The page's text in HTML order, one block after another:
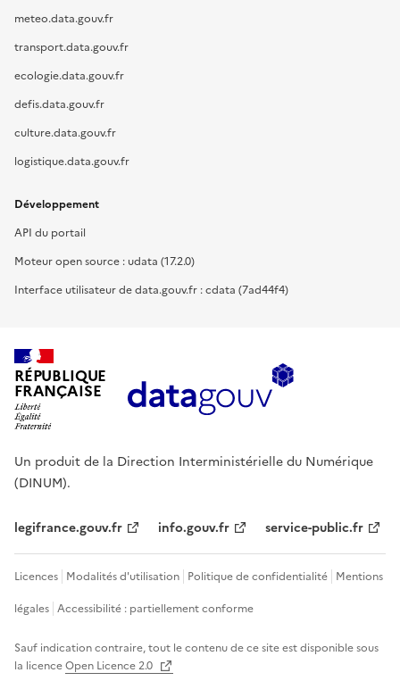
meteo.data.gouv.fr
transport.data.gouv.fr
ecologie.data.gouv.fr
defis.data.gouv.fr
culture.data.gouv.fr
logistique.data.gouv.fr
Développement
API du portail
Moteur open source : udata (17.2.0)
Interface utilisateur de data.gouv.fr : cdata (7ad44f4)
RÉPUBLIQUE
FRANÇAISE
Un produit de la Direction Interministérielle du Numérique
(DINUM).
legifrance.gouv.fr info.gouv.fr service-public.fr
Licences Modalités d'utilisation Politique de confidentialité Mentions
légales Accessibilité : partiellement conforme
Sauf indication contraire, tout le contenu de ce site est disponible sous
la licenceOpen Licence 2.0